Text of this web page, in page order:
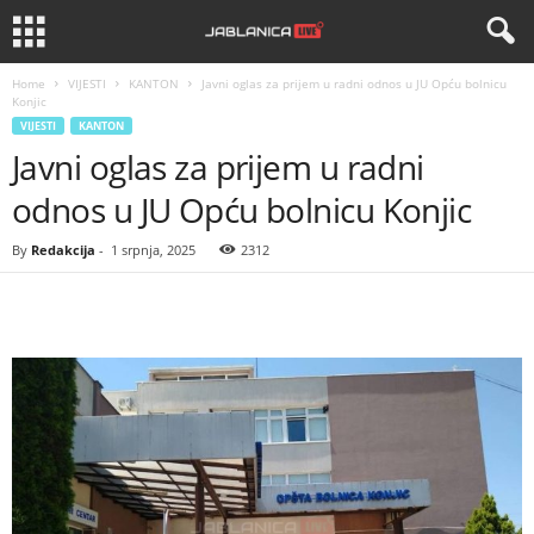
Home VIJESTI KANTON
Javni oglas za prijem u radni odnos u JU Opću bolnicu
Konjic
VIJESTI KANTON
Javni oglas za prijem u radni
odnos u JU Opću bolnicu Konjic
By Redakcija - 1 srpnja, 2025 2312